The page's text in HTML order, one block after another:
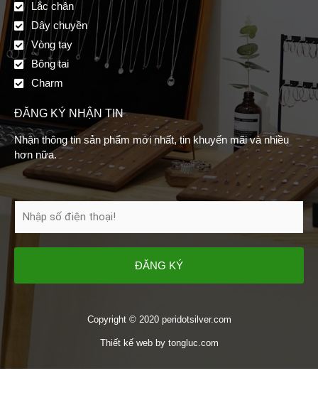
Lắc chân
Dây chuyền
Vòng tay
Bông tai
Charm
ĐĂNG KÝ NHẬN TIN
Nhận thông tin sản phẩm mới nhất, tin khuyến mãi và nhiều
hơn nữa.
ĐĂNG KÝ
Copyright © 2020 peridotsilver.com
Thiết kế webby tongluc.com